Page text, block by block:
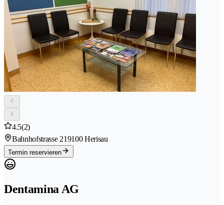
4.5(2)
Bahnhofstrasse 219100 Herisau
Termin reservieren
Dentamina AG